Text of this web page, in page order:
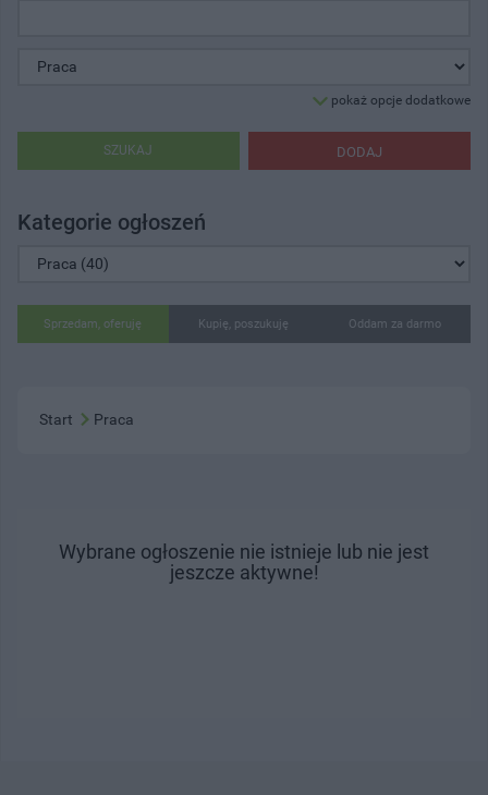
pokaż opcje dodatkowe
DODAJ
SZUKAJ
Kategorie ogłoszeń
Sprzedam, oferuję Kupię, poszukuję Oddam za darmo
Start Praca
Wybrane ogłoszenie nie istnieje lub nie jest
jeszcze aktywne!